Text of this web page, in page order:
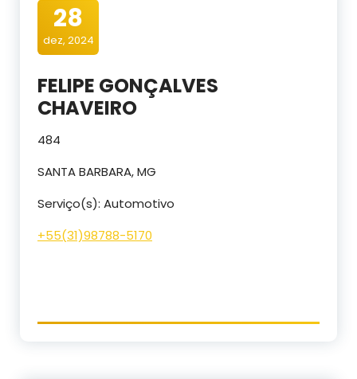
28
dez, 2024
FELIPE GONÇALVES
CHAVEIRO
484
SANTA BARBARA, MG
Serviço(s): Automotivo
+55(31)98788-5170